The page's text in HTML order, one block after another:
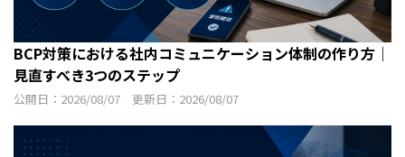
BCP対策における社内コミュニケーション体制の作り方｜
見直すべき3つのステップ
公開日：2026/08/07 更新日：2026/08/07